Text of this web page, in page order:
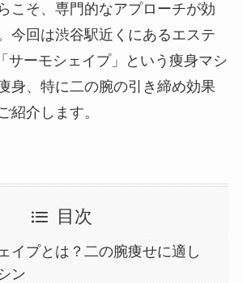
こそ、専門的なアプローチが効
今回は渋谷駅近くにあるエステ
サーモシェイプ」という痩身マシ
身、特に二の腕の引き締め効果
紹介します。
目次
イプとは？二の腕痩せに適し
ン